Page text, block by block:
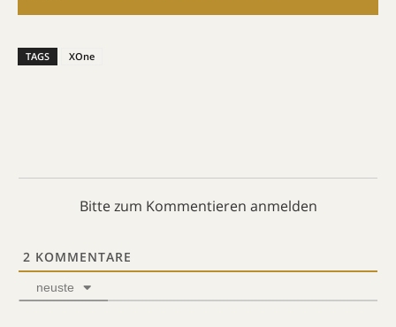
TAGS XOne
Bitte zum Kommentieren anmelden
2 KOMMENTARE
neuste